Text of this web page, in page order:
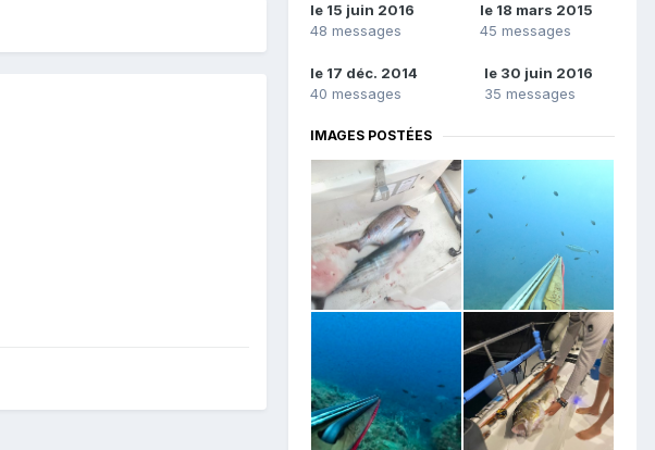
le 15 juin 2016
48 messages
le 18 mars 2015
45 messages
le 17 déc. 2014
40 messages
le 30 juin 2016
35 messages
IMAGES POSTÉES